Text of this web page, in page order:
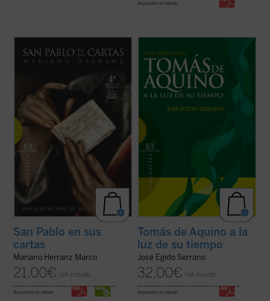
disponible en ebook:
Benedicto XVI sobre san Pablo, el presente
volumen nos ofrece una excelente
personalidad del Apóstol, tomando
inspiración en las cartas que
afortunadamente nos ...
San Pablo en sus
cartas
Mariano Herranz Marco
21,00€ IVA incluido
disponible en ebook:
el hombre Tomás, el intelectual Tomás;
incluso, si se quiere, el santo Tomás; pero
no, desde luego, un montón de doctrinas
cosmológicas, antropológicas, morales,
físicas, filosóficas y teológicas ...
(ver ficha)
Tomás de Aquino a la
luz de su tiempo
José Egido Serrano
32,00€ IVA incluido
disponible en ebook: